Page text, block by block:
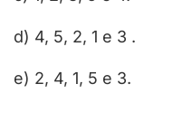
d) 4, 5, 2, 1 e 3 .
e) 2, 4, 1, 5 e 3.